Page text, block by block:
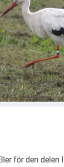
för den delen